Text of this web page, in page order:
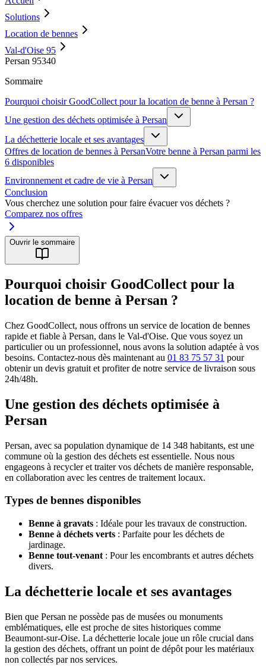
Solutions
Location de bennes
Val-d'Oise 95
Persan 95340
Sommaire
Pourquoi choisir GoodCollect pour la location de benne à Persan ?
Une gestion des déchets optimisée à Persan
La déchetterie locale et ses avantages
Offres de location de bennes à PersanVotre benne à Persan parmi les
6 disponibles
Environnement et cadre de vie à Persan
Conclusion
Vous cherchez une solution pour faire évacuer vos déchets ?
Comparez nos offres
Ouvrir le sommaire
Pourquoi choisir GoodCollect pour la
location de benne à Persan ?
Chez GoodCollect, nous offrons un service de location de bennes
rapide et fiable à Persan, dans le Val-d'Oise. Que vous soyez un
particulier ou un professionnel, nous avons la solution adaptée à vos
besoins. Contactez-nous dès maintenant au 01 83 75 57 31 pour
obtenir un devis gratuit et profiter de notre service de livraison sous
24h/48h.
Une gestion des déchets optimisée à
Persan
Persan, avec sa population dynamique de 14 348 habitants, est une
commune où la gestion des déchets est essentielle. Nous nous
engageons à recycler et traiter vos déchets de manière responsable,
en collaboration avec les centres de traitement locaux.
Types de bennes disponibles
Benne à gravats : Idéale pour les travaux de construction.
Benne à déchets verts : Parfaite pour les déchets de
jardinage.
Benne tout-venant : Pour les encombrants et autres déchets
divers.
La déchetterie locale et ses avantages
Bien que Persan ne possède pas de musées ou monuments
emblématiques, elle est proche de sites historiques comme
Beaumont-sur-Oise. La déchetterie locale joue un rôle crucial dans
la gestion des déchets, offrant un point de dépôt pour les matériaux
non collectés par nos services.